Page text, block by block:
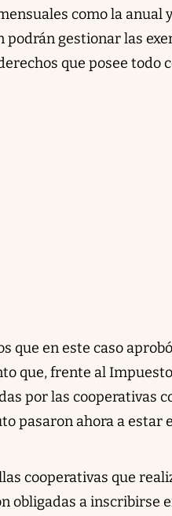
como la anual
gestionar las
que posee todo
que en este caso
que, frente al
por las cooperativas
pasaron ahora a estar
cooperativas que
obligadas a inscribirse